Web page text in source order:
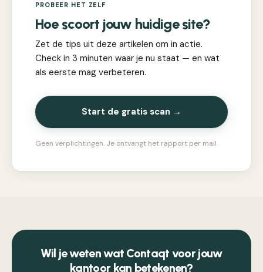
PROBEER HET ZELF
Hoe scoort jouw huidige site?
Zet de tips uit deze artikelen om in actie.
Check in 3 minuten waar je nu staat — en wat
als eerste mag verbeteren.
Start de gratis scan →
Geen verplichtingen. Je ontvangt het rapport per mail.
Wil je weten wat Contaqt voor jouw
kantoor kan betekenen?